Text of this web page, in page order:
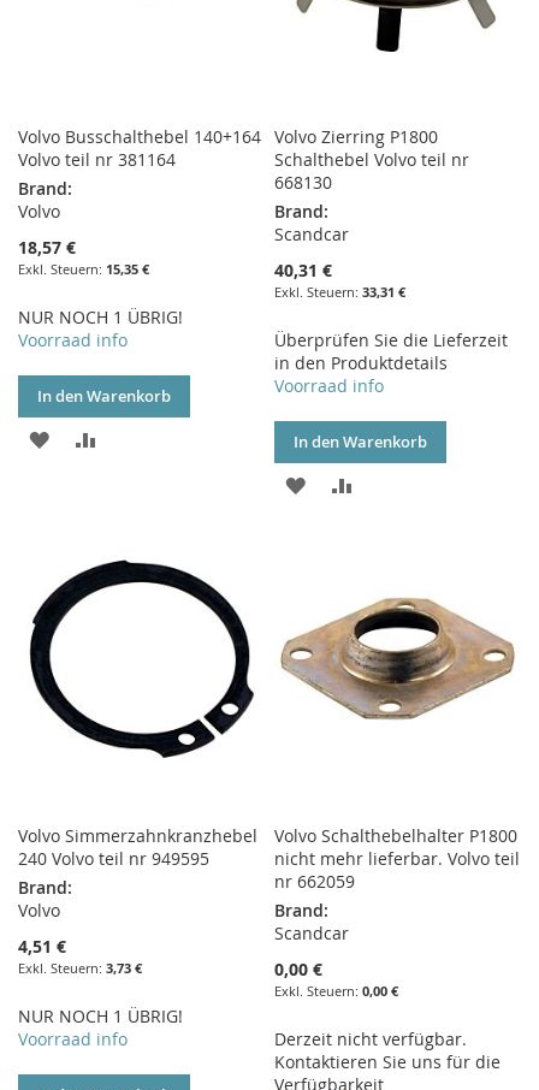
Volvo Busschalthebel 140+164
Volvo teil nr 381164
Brand:
Volvo
18,57 €
15,35 €
NUR NOCH 1 ÜBRIG!
Voorraad info
In den Warenkorb
ZUR
Volvo Zierring P1800
Schalthebel Volvo teil nr
668130
Brand:
Scandcar
40,31 €
33,31 €
Überprüfen Sie die Lieferzeit
in den Produktdetails
Voorraad info
In den Warenkorb
ZUR
Volvo Simmerzahnkranzhebel
240 Volvo teil nr 949595
Brand:
Volvo
4,51 €
3,73 €
NUR NOCH 1 ÜBRIG!
Voorraad info
Volvo Schalthebelhalter P1800
nicht mehr lieferbar. Volvo teil
nr 662059
Brand:
Scandcar
0,00 €
0,00 €
Derzeit nicht verfügbar.
Kontaktieren Sie uns für die
Verfügbarkeit